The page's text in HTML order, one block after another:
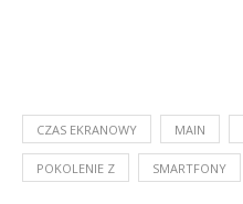
CZAS EKRANOWY MAIN
POKOLENIE Z SMARTFONY